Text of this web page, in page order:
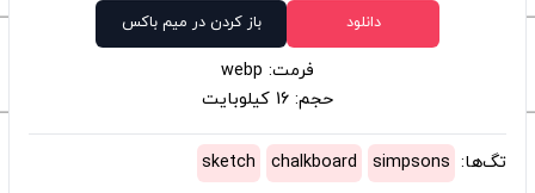
دانلود باز کردن در میم باکس
فرمت: webp
حجم: 16 کیلوبایت
تگ‌ها: simpsons
chalkboard
sketch